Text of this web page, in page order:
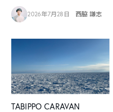
2026年7月28日 西脇 謙志
TABIPPO CARAVAN